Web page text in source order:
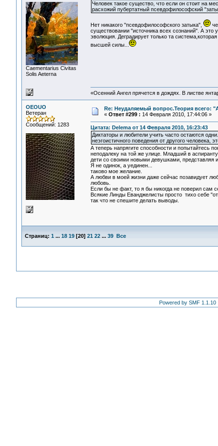
Сaementarius Civitas
Solis Aeterna
Человек такое существо, что если он стоит на
расхожий пубертатный псевдофилософский
Нет никакого "псевдофилософского затыка",
существовании "источника всех сознаний". А это
эволюция. Деградирует только та
высшей силы...
«Осенний Ангел прячется в дождях. В листве
OEOUO
Ветеран
Сообщений: 1283
Re: Неудаляемый вопрос.Теория всего:
« Ответ #299 : 14 Февраля 2010, 17:44:06 »
Цитата: Delema от 14 Февраля 2010, 16:23:43
Диктаторы и любители учить часто остаются
неэгоистичного поведения от другого человека,
А теперь напрягите способности и попытайтесь
неподалеку на той же улице. Младший в
дети со своими новыми девушками, представляя
Я не одинок, а уединен...
таково мое желание.
А любви в моей жизни даже сейчас позавидует
любовь.
Если бы не факт, то я бы никогда не поверил сам
Всякие Линды Еванджелисты просто тихо себе
так что не спешите делать выводы.
Страниц: 1 ... 18 19[20] 21 22 ... 39 Все
Powered by SMF 1.1.10